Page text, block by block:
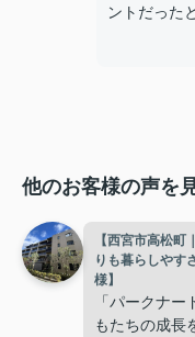
ントだった
他のお客様の声を
【西宮市高松
りも暮らしやす
様】
「パークナ
もたちの成長